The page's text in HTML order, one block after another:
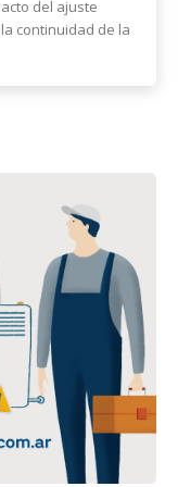
del ajuste
continuidad de la